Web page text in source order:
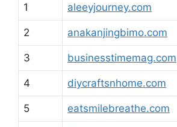
1 aleeyjourney.com
2 anakanjingbimo.com
3 businesstimemag.com
4 diycraftsnhome.com
5 eatsmilebreathe.com